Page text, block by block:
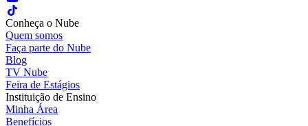
Conheça o Nube
Quem somos
Faça parte do Nube
Blog
TV Nube
Feira de Estágios
Instituição de Ensino
Minha Área
Benefícios